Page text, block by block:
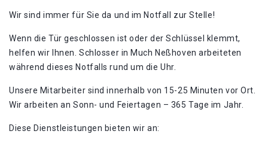
Wir sind immer für Sie da und im Notfall zur Stelle!
Wenn die Tür geschlossen ist oder der Schlüssel klemmt,
helfen wir Ihnen. Schlosser in Much Neßhoven arbeiteten
während dieses Notfalls rund um die Uhr.
Unsere Mitarbeiter sind innerhalb von 15-25 Minuten vor Ort.
Wir arbeiten an Sonn- und Feiertagen – 365 Tage im Jahr.
Diese Dienstleistungen bieten wir an: